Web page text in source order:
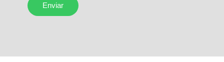
Enviar